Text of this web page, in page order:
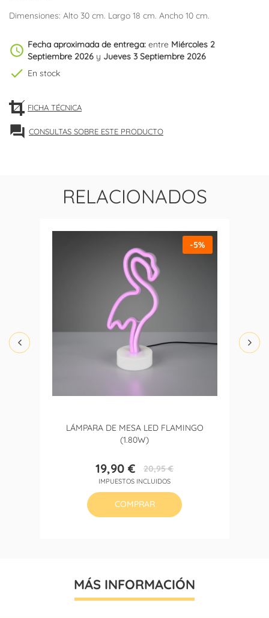
Dimensiones: Alto 30 cm. Largo 18 cm. Ancho 10 cm.
schedule Fecha aproximada de entrega: entre Miércoles 2
Septiembre 2026 y Jueves 3 Septiembre 2026
check En stock
FICHA TÉCNICA
forum CONSULTAS SOBRE ESTE PRODUCTO
RELACIONADOS
LÁMPARA DE MESA LED FLAMINGO
(1.80W)
Precio
19,90 €Precio
base
20,95 €
IMPUESTOS INCLUIDOS
-5%
COMPRAR
MÁS INFORMACIÓN